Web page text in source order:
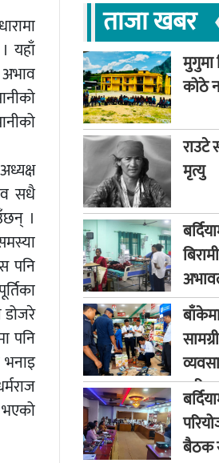
यहाँ
सधै
।
पनि
पनि
ताजा खबर
मुगुमा
कोठे
राउटे
मृत्यु
बैठक